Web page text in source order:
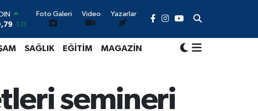
1.11
0.18
0.38
0.03
Foto Galeri Video Yazarlar
SAĞLIK EĞİTİM MAGAZİN
semineri